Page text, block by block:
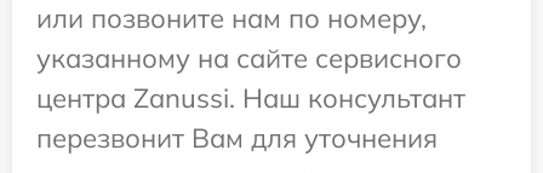
или позвоните нам по номеру,
указанному на сайте сервисного
центра Zanussi. Наш консультант
перезвонит Вам для уточнения